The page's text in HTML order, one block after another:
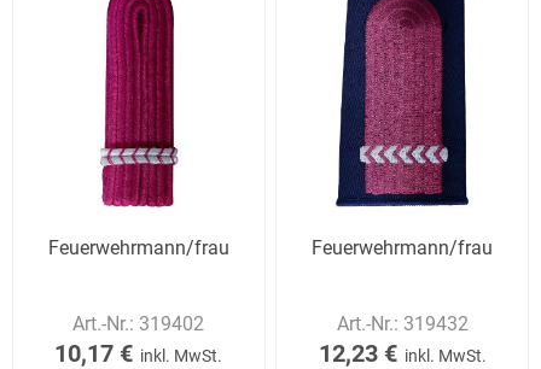
Feuerwehrmann/frau
Art.-Nr.: 319402
10,17 € inkl. MwSt.
Feuerwehrmann/frau
Art.-Nr.: 319432
12,23 € inkl. MwSt.